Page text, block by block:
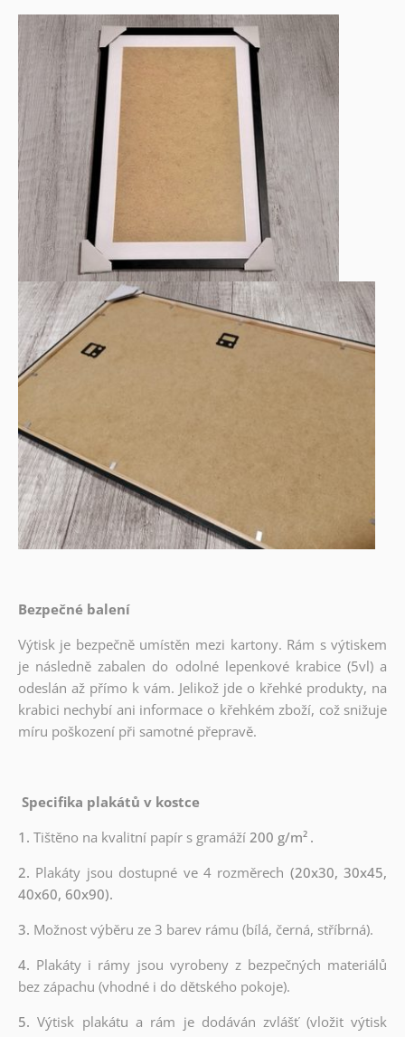
Bezpečné balení
Výtisk je bezpečně umístěn mezi kartony. Rám s výtiskem
je následně zabalen do odolné lepenkové krabice (5vl) a
odeslán až přímo k vám. Jelikož jde o křehké produkty, na
krabici nechybí ani informace o křehkém zboží, což snižuje
míru poškození při samotné přepravě.
Specifika plakátů v kostce
1. Tištěno na kvalitní papír s gramáží200 g/m² .
2. Plakáty jsou dostupné ve 4 rozměrech (20x30, 30x45,
40x60, 60x90).
3. Možnost výběru ze 3 barev rámu (bílá, černá, stříbrná).
4. Plakáty i rámy jsou vyrobeny z bezpečných materiálů
bez zápachu (vhodné i do dětského pokoje).
5.Výtisk plakátu a rám je dodáván zvlášť (vložit výtisk